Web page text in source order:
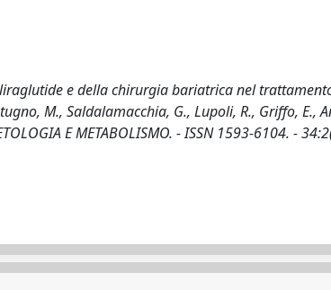
e della chirurgia bariatrica nel
M., Saldalamacchia, G., Lupoli, R., Griffo, E.,
E METABOLISMO. - ISSN 1593-6104. -